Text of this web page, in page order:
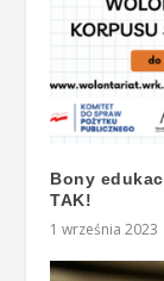
Bony
TAK!
1 września 2023